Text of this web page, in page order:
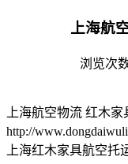
上海航
浏览次
上海航空物流 红木
http://
上海红木家具航空托